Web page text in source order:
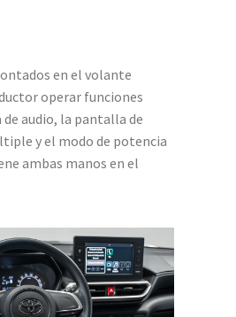
en el volante
operar funciones
audio, la pantalla de
y el modo de potencia
ambas manos en el